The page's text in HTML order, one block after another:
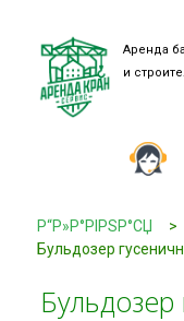
Аренда
и
Р“Р»Р°РІРЅР°СЏ >
Бульдозер